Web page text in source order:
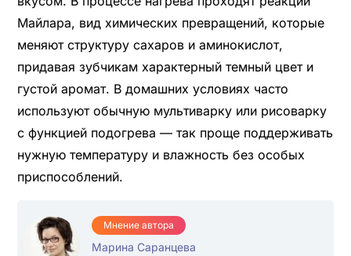
Майлара, вид химических превращений, которые
меняют структуру сахаров и аминокислот,
придавая зубчикам характерный темный цвет и
густой аромат. В домашних условиях часто
используют обычную мультиварку или рисоварку
с функцией подогрева — так проще поддерживать
нужную температуру и влажность без особых
приспособлений.
Мнение автора
Марина Саранцева